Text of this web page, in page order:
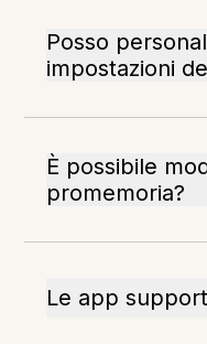
Posso
impostazioni
È possibile
promemoria?
Le app